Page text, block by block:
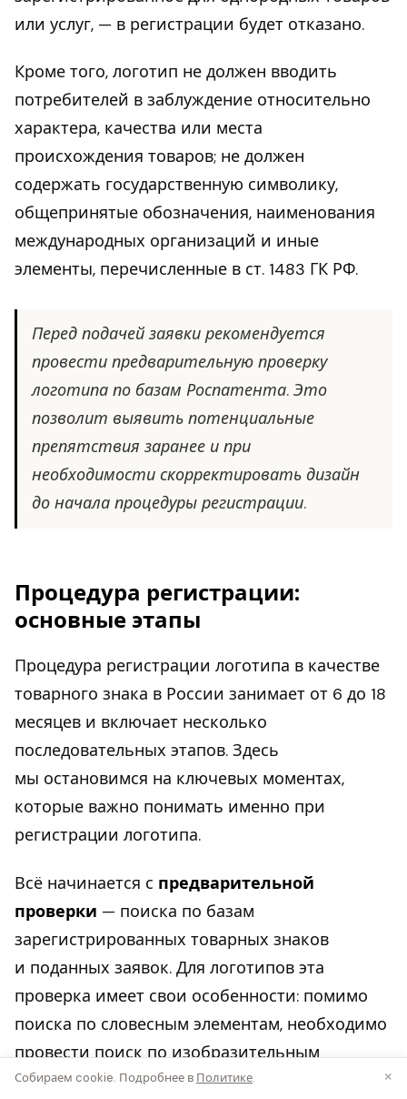
или услуг, — в регистрации будет отказано.
Кроме того, логотип не должен вводить
потребителей в заблуждение относительно
характера, качества или места
происхождения товаров; не должен
содержать государственную символику,
общепринятые обозначения, наименования
международных организаций и иные
элементы, перечисленные в ст. 1483 ГК РФ.
Перед подачей заявки рекомендуется
провести предварительную проверку
логотипа по базам Роспатента. Это
позволит выявить потенциальные
препятствия заранее и при
необходимости скорректировать дизайн
до начала процедуры регистрации.
Процедура регистрации:
основные этапы
Процедура регистрации логотипа в качестве
товарного знака в России занимает от 6 до 18
месяцев и включает несколько
последовательных этапов. Здесь
мы остановимся на ключевых моментах,
которые важно понимать именно при
регистрации логотипа.
Всё начинается с предварительной
проверки — поиска по базам
зарегистрированных товарных знаков
и поданных заявок. Для логотипов эта
проверка имеет свои особенности: помимо
поиска по словесным элементам, необходимо
провести поиск по изобразительным
элементам с использованием Венской
×
Собираем cookie. Подробнее в Политике.